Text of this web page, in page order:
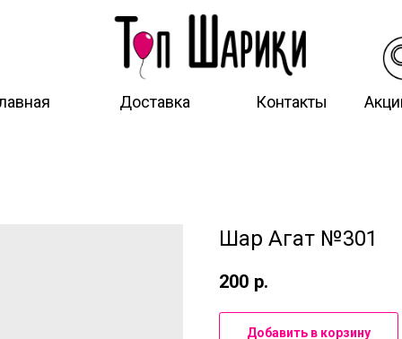
Доставка Контакты
Шар Агат №301
200 р.
Добавить в корзину